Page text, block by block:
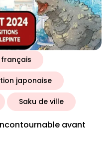
japonaise
Saku de ville
incontournable avant